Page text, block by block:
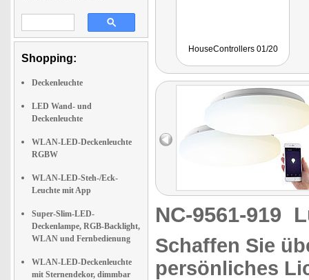
Shopping:
Deckenleuchte
LED Wand- und
Deckenleuchte
WLAN-LED-Deckenleuchte
RGBW
WLAN-LED-Steh-/Eck-
Leuchte mit App
Super-Slim-LED-
Deckenlampe, RGB-Backlight,
WLAN und Fernbedienung
WLAN-LED-Deckenleuchte
mit Sternendekor, dimmbar
HouseControllers 01/20
NC-9561-919
Schaffen Sie
persönliches